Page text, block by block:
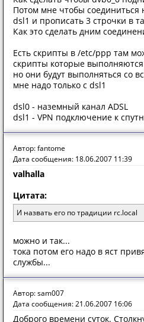
Потом мне чтобы соединиться
dsl1 и прописать 3 строчки в
Как это сделать дним
Есть скрипты в /etc/ppp там
скрипты которые
но они будут выполняться со
мне надо только с dsl1
dsl0 - наземный канал ADSL
dsl1 - VPN подключение к
Автор: fantome
Дата сообщения: 18.06.2007 11:39
valhalla
Цитата:
И назвать его по традиции rc.local
можно и так...
тока потом его надо в яст
службы...
Автор: sam007
Дата сообщения: 21.06.2007 16:06
Доброго времени суток.